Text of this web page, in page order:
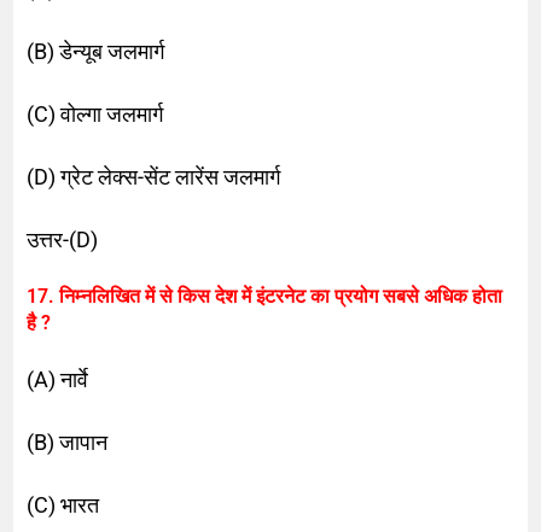
(B) डेन्यूब जलमार्ग
(C) वोल्गा जलमार्ग
(D) ग्रेट लेक्स-सेंट लारेंस जलमार्ग
उत्तर-(D)
17. निम्नलिखित में से किस देश में इंटरनेट का प्रयोग सबसे अधिक होता
है ?
(A) नार्वे
(B) जापान
(C) भारत